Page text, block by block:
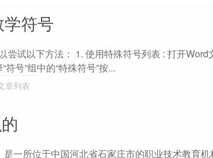
符号
尝试以下方法： 1. 使用特殊符号列表 : 打开Word
号”组中的“特殊符号”按...
章列表
一所位于中国河北省石家庄市的职业技术教育